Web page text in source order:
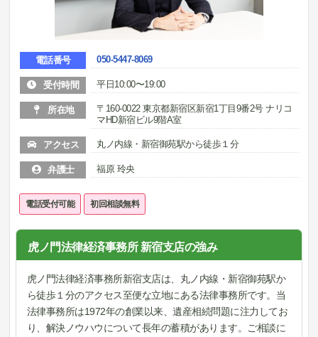
電話番号 050-5447-8069
受付時間 平日10:00〜19:00
所在地
〒160-0022 東京都新宿区新宿1丁目9番2号 ナリコ
マHD新宿ビル9階A室
アクセス 丸ノ内線・新宿御苑駅から徒歩１分
弁護士 福原 玲央
電話受付可能 初回相談無料
虎ノ門法律経済事務所 新宿支店の強み
虎ノ門法律経済事務所新宿支店は、丸ノ内線・新宿御苑駅か
ら徒歩１分のアクセス至便な立地にある法律事務所です。当
法律事務所は1972年の創業以来、遺産相続問題に注力してお
り、解決ノウハウについて長年の蓄積があります。ご相談に